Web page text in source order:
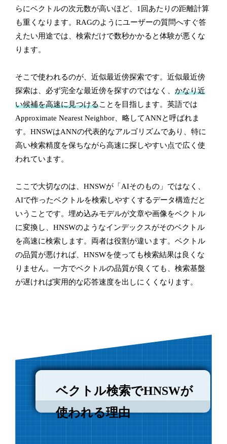
らにベクトルの次元数が高いほど、1回あたりの距離計算
も重くなります。RAGのようにユーザーの質問へすぐ答
えたい用途では、検索だけで数秒かかると体験が悪くな
ります。
そこで使われるのが、近似最近傍探索です。近似最近傍
探索は、必ず完全な最近傍を探すのではなく、かなり近
い候補を高速に見つけることを目指します。英語では
Approximate Nearest Neighbor、略してANNと呼ばれま
す。HNSWはANNの代表的なアルゴリズムであり、特に
高い検索精度を保ちながら高速に探しやすい点で広く使
われています。
ここで大切なのは、HNSWが「AIそのもの」ではなく、
AIで作ったベクトルを検索しやすくするデータ構造だと
いうことです。埋め込みモデルが文章や画像をベクトル
に変換し、HNSWのようなインデックスがそのベクトル
を高速に検索します。両者は役割が違います。ベクトル
の品質が悪ければ、HNSWを使っても検索結果は良くな
りません。一方でベクトルの品質が良くても、検索基盤
が遅ければ実用的な応答速度を出しにくくなります。
ベクトル検索でHNSWが
使われる理由